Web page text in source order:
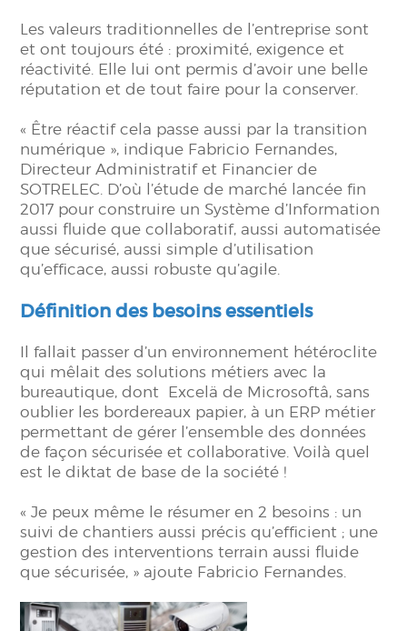
Les valeurs traditionnelles de l’entreprise sont
et ont toujours été : proximité, exigence et
réactivité. Elle lui ont permis d’avoir une belle
réputation et de tout faire pour la conserver.
« Être réactif cela passe aussi par la transition
numérique », indique Fabricio Fernandes,
Directeur Administratif et Financier de
SOTRELEC. D’où l’étude de marché lancée fin
2017 pour construire un Système d’Information
aussi fluide que collaboratif, aussi automatisée
que sécurisé, aussi simple d’utilisation
qu’efficace, aussi robuste qu’agile.
Définition des besoins essentiels
Il fallait passer d’un environnement hétéroclite
qui mêlait des solutions métiers avec la
bureautique, dont Excelä de Microsoftâ, sans
oublier les bordereaux papier, à un ERP métier
permettant de gérer l’ensemble des données
de façon sécurisée et collaborative. Voilà quel
est le diktat de base de la société !
« Je peux même le résumer en 2 besoins : un
suivi de chantiers aussi précis qu’efficient ; une
gestion des interventions terrain aussi fluide
que sécurisée, » ajoute Fabricio Fernandes.